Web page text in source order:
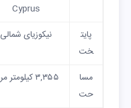
Cyprus
پایت
خت
نیکوزیای شمالی
مسا
حت
۳,۳۵۵ کیلومتر مربع